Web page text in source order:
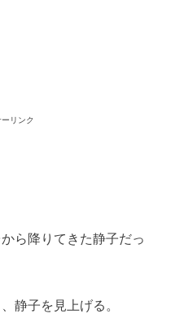
リンク
ら降りてきた静子だっ
静子を見上げる。